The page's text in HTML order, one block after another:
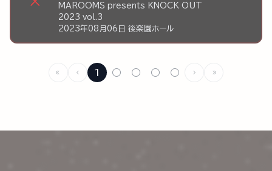
MAROOMS presents KNOCK OUT
2023 vol.3
2023年08月06日 後楽園ホール
1 ○ ○ ○ ○